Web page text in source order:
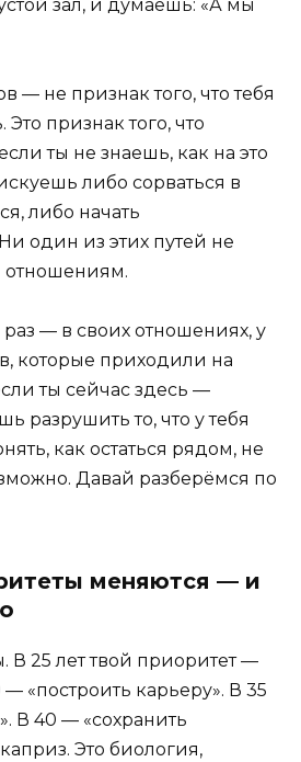
зал, и думаешь: «А мы
— не признак того, что тебя
признак того, что
ты не знаешь, как на это
либо сорваться в
либо начать
один из этих путей не
отношениям.
— в своих отношениях, у
которые приходили на
ты сейчас здесь —
разрушить то, что у тебя
как остаться рядом, не
Давай разберёмся по
меняются — и
В 25 лет твой приоритет —
— «построить карьеру». В 35
В 40 — «сохранить
Это биология,